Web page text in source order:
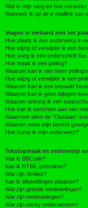
Wat is mijn rang en hoe
Wanneer ik op de e-maillink van
Vragen in verband met het
Hoe plaats ik een onderwerp in
Hoe wijzig of verwijder ik een
Hoe voeg ik een onderschrift toe
Hoe maak ik een peiling?
Waarom kan ik niet meer
Hoe wijzig of verwijder ik een
Waarom kan ik een bepaald
Waarom kan ik geen bijlagen
Waarom ontving ik een
Hoe kan ik berichten aan een
Waarvoor dient de "Opslaan"-
Waarom moet mijn bericht
Hoe bump ik mijn onderwerp?
Tekstopmaak en onderwerp
Wat is BBCode?
Kan ik HTML gebruiken?
Wat zijn Smilies?
Kan ik afbeeldingen plaatsen?
Wat zijn globale mededelingen?
Wat zijn mededelingen?
Wat zijn sticky onderwerpen?